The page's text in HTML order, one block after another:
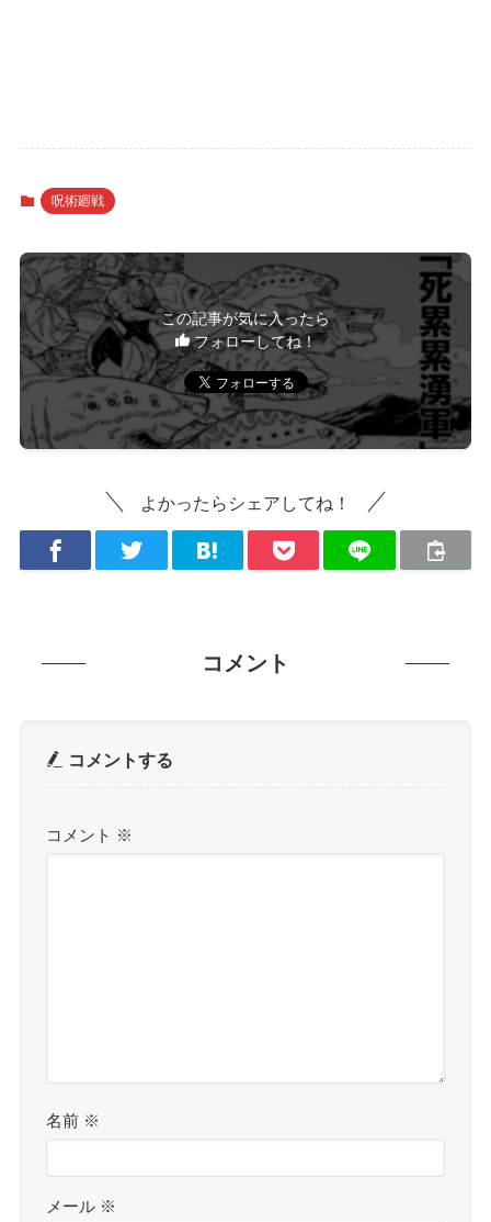
呪術廻戦
この記事が気に入ったら
フォローしてね！
よかったらシェアしてね！
コメント
コメントする
コメント ※
名前 ※
メール ※